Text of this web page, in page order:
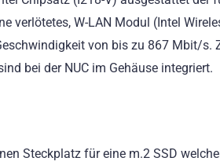
verlötetes, W-LAN Modul (Intel
von bis zu 867 Mbit/
bei der NUC im Gehäuse integriert.
Steckplatz für eine m.2 SSD